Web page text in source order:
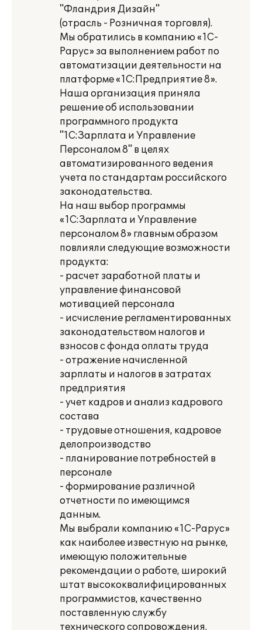
"Фландрия Дизайн"
(отрасль - Розничная торговля).
Мы обратились в компанию «1С-
Рарус» за выполнением работ по
автоматизации деятельности на
платформе «1С:Предприятие 8».
Наша организация приняла
решение об использовании
программного продукта
"1С:Зарплата и Управление
Персоналом 8" в целях
автоматизированного ведения
учета по стандартам российского
законодательства.
На наш выбор программы
«1С:Зарплата и Управление
персоналом 8» главным образом
повлияли следующие возможности
продукта:
- расчет заработной платы и
управление финансовой
мотивацией персонала
- исчисление регламентированных
законодательством налогов и
взносов с фонда оплаты труда
- отражение начисленной
зарплаты и налогов в затратах
предприятия
- учет кадров и анализ кадрового
состава
- трудовые отношения, кадровое
делопроизводство
- планирование потребностей в
персонале
- формирование различной
отчетности по имеющимся
данным.
Мы выбрали компанию «1С-Рарус»
как наиболее известную на рынке,
имеющую положительные
рекомендации о работе, широкий
штат высококвалифицированных
программистов, качественно
поставленную службу
технического сопровождения.